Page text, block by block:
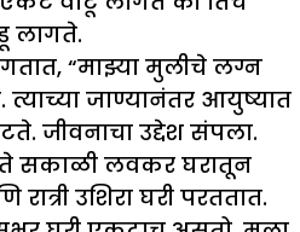
लागते.
“माझ्या मुलीचे लग्न
त्याच्या जाण्यानंतर आयुष्यात
जीवनाचा उद्देश संपला.
ते सकाळी लवकर घरातून
उशिरा घरी परततात.